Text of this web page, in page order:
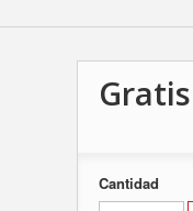
Gratis
Cantidad